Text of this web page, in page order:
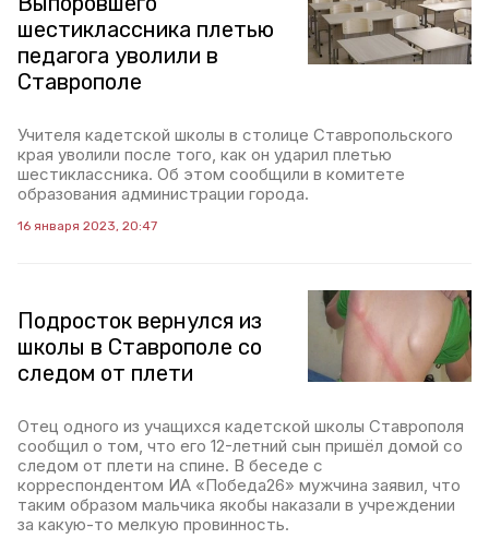
шестиклассника плетью
педагога уволили в
Ставрополе
Учителя кадетской школы в столице Ставропольского
края уволили после того, как он ударил плетью
шестиклассника. Об этом сообщили в комитете
образования администрации города.
16 января 2023, 20:47
Подросток вернулся из
школы в Ставрополе со
следом от плети
Отец одного из учащихся кадетской школы Ставрополя
сообщил о том, что его 12-летний сын пришёл домой со
следом от плети на спине. В беседе с
корреспондентом ИА «Победа26» мужчина заявил, что
таким образом мальчика якобы наказали в учреждении
за какую-то мелкую провинность.